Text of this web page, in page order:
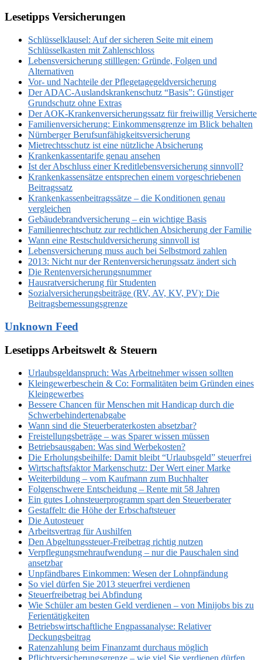
Lesetipps Versicherungen
Schlüsselklausel: Auf der sicheren Seite mit einem
Schlüsselkasten mit Zahlenschloss
Lebensversicherung stilllegen: Gründe, Folgen und
Alternativen
Vor- und Nachteile der Pflegetagegeldversicherung
Der ADAC-Auslandskrankenschutz “Basis”: Günstiger
Grundschutz ohne Extras
Der AOK-Krankenversicherungssatz für freiwillig Versicherte
Familienversicherung: Einkommensgrenze im Blick behalten
Nürnberger Berufsunfähigkeitsversicherung
Mietrechtsschutz ist eine nützliche Absicherung
Krankenkassentarife genau ansehen
Ist der Abschluss einer Kreditlebensversicherung sinnvoll?
Krankenkassensätze entsprechen einem vorgeschriebenen
Beitragssatz
Krankenkassenbeitragssätze – die Konditionen genau
vergleichen
Gebäudebrandversicherung – ein wichtige Basis
Familienrechtschutz zur rechtlichen Absicherung der Familie
Wann eine Restschuldversicherung sinnvoll ist
Lebensversicherung muss auch bei Selbstmord zahlen
2013: Nicht nur der Rentenversicherungssatz ändert sich
Die Rentenversicherungsnummer
Hausratversicherung für Studenten
Sozialversicherungsbeiträge (RV, AV, KV, PV): Die
Beitragsbemessungsgrenze
Unknown Feed
Lesetipps Arbeitswelt & Steuern
Urlaubsgeldanspruch: Was Arbeitnehmer wissen sollten
Kleingewerbeschein & Co: Formalitäten beim Gründen eines
Kleingewerbes
Bessere Chancen für Menschen mit Handicap durch die
Schwerbehindertenabgabe
Wann sind die Steuerberaterkosten absetzbar?
Freistellungsbeträge – was Sparer wissen müssen
Betriebsausgaben: Was sind Werbekosten?
Die Erholungsbeihilfe: Damit bleibt “Urlaubsgeld” steuerfrei
Wirtschaftsfaktor Markenschutz: Der Wert einer Marke
Weiterbildung – vom Kaufmann zum Buchhalter
Folgenschwere Entscheidung – Rente mit 58 Jahren
Ein gutes Lohnsteuerprogramm spart den Steuerberater
Gestaffelt: die Höhe der Erbschaftsteuer
Die Autosteuer
Arbeitsvertrag für Aushilfen
Den Abgeltungssteuer-Freibetrag richtig nutzen
Verpflegungsmehraufwendung – nur die Pauschalen sind
ansetzbar
Unpfändbares Einkommen: Wesen der Lohnpfändung
So viel dürfen Sie 2013 steuerfrei verdienen
Steuerfreibetrag bei Abfindung
Wie Schüler am besten Geld verdienen – von Minijobs bis zu
Ferientätigkeiten
Betriebswirtschaftliche Engpassanalyse: Relativer
Deckungsbeitrag
Ratenzahlung beim Finanzamt durchaus möglich
Pflichtversicherungsgrenze – wie viel Sie verdienen dürfen